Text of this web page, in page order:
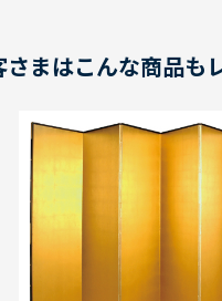
まはこんな商品も